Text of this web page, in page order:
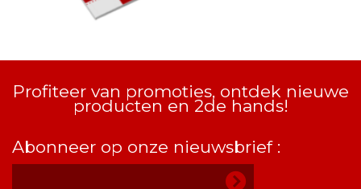
Profiteer van promoties, ontdek nieuwe
producten en 2de hands!
Abonneer op onze nieuwsbrief :